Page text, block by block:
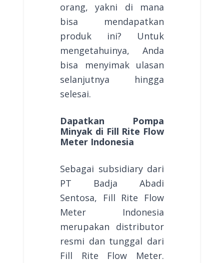
orang, yakni di mana
bisa mendapatkan
produk ini? Untuk
mengetahuinya, Anda
bisa menyimak ulasan
selanjutnya hingga
selesai.
Dapatkan Pompa
Minyak di Fill Rite Flow
Meter Indonesia
Sebagai subsidiary dari
PT Badja Abadi
Sentosa, Fill Rite Flow
Meter Indonesia
merupakan distributor
resmi dan tunggal dari
Fill Rite Flow Meter.